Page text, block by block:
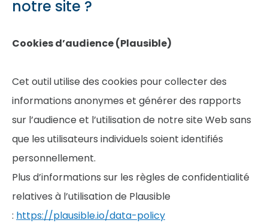
notre site ?
Cookies d’audience (Plausible)
Cet outil utilise des cookies pour collecter des
informations anonymes et générer des rapports
sur l’audience et l’utilisation de notre site Web sans
que les utilisateurs individuels soient identifiés
personnellement.
Plus d’informations sur les règles de confidentialité
relatives à l’utilisation de Plausible
: https://plausible.io/data-policy